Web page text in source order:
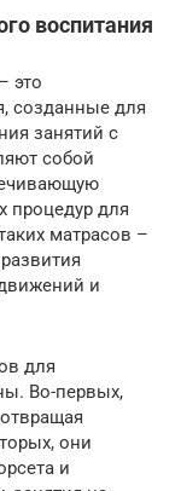
воспитания
это
созданные для
занятий с
собой
процедур для
матрасов –
и
для
Во-первых,
они
и